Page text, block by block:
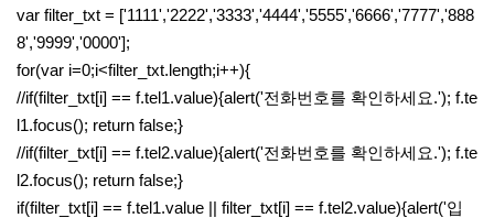
var filter_txt = ['1111','2222','3333','4444','5555','6666','7777','888
8','9999','0000'];
for(var i=0;i<filter_txt.length;i++){
//if(filter_txt[i] == f.tel1.value){alert('전화번호를 확인하세요.'); f.te
l1.focus(); return false;}
//if(filter_txt[i] == f.tel2.value){alert('전화번호를 확인하세요.'); f.te
l2.focus(); return false;}
if(filter_txt[i] == f.tel1.value || filter_txt[i] == f.tel2.value){alert('입